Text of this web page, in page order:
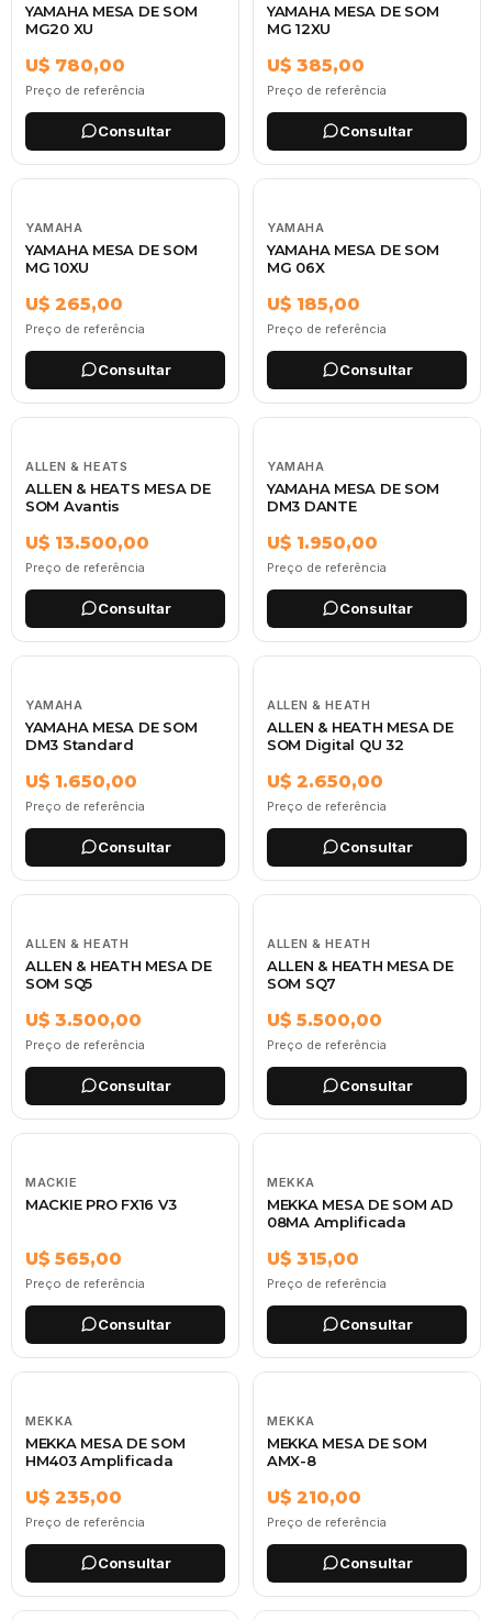
YAMAHA MESA DE SOM
MG20 XU
U$ 780,00
Preço de referência
Consultar
YAMAHA MESA DE SOM
MG 12XU
U$ 385,00
Preço de referência
Consultar
YAMAHA
YAMAHA MESA DE SOM
MG 10XU
U$ 265,00
Preço de referência
Consultar
YAMAHA
YAMAHA MESA DE SOM
MG 06X
U$ 185,00
Preço de referência
Consultar
ALLEN & HEATS
ALLEN & HEATS MESA DE
SOM Avantis
U$ 13.500,00
Preço de referência
Consultar
YAMAHA
YAMAHA MESA DE SOM
DM3 DANTE
U$ 1.950,00
Preço de referência
Consultar
YAMAHA
YAMAHA MESA DE SOM
DM3 Standard
U$ 1.650,00
Preço de referência
Consultar
ALLEN & HEATH
ALLEN & HEATH MESA DE
SOM Digital QU 32
U$ 2.650,00
Preço de referência
Consultar
ALLEN & HEATH
ALLEN & HEATH MESA DE
SOM SQ5
U$ 3.500,00
Preço de referência
Consultar
ALLEN & HEATH
ALLEN & HEATH MESA DE
SOM SQ7
U$ 5.500,00
Preço de referência
Consultar
MACKIE
MACKIE PRO FX16 V3
U$ 565,00
Preço de referência
Consultar
MEKKA
MEKKA MESA DE SOM AD
08MA Amplificada
U$ 315,00
Preço de referência
Consultar
MEKKA
MEKKA MESA DE SOM
HM403 Amplificada
U$ 235,00
Preço de referência
Consultar
MEKKA
MEKKA MESA DE SOM
AMX-8
U$ 210,00
Preço de referência
Consultar